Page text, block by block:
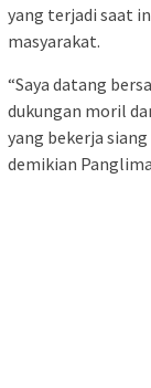
yang terjadi saat
masyarakat.
“Saya datang
dukungan moril
yang bekerja
demikian